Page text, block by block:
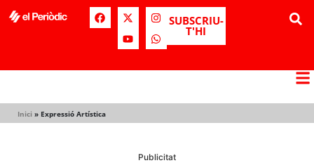
SUBSCRIU-
T'HI
Inici » Expressió Artística
Publicitat